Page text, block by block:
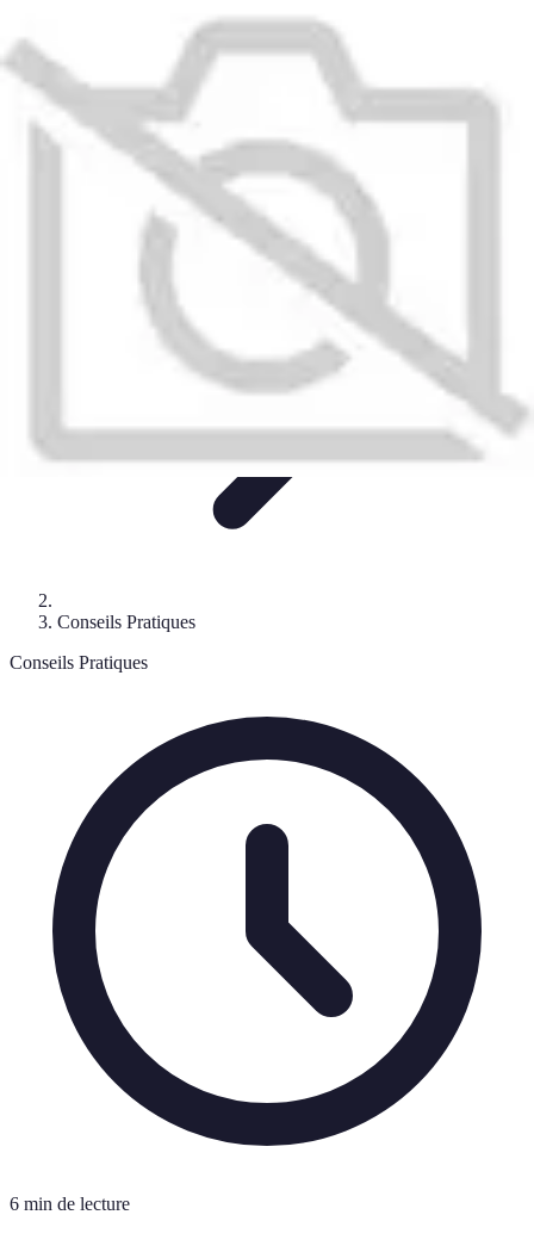
Compréhension de l'accessibilité
Pratique
Mode Accessible
Shopping Accessible
Conseils Pratiques
Conseils Pratiques
6 min de lecture